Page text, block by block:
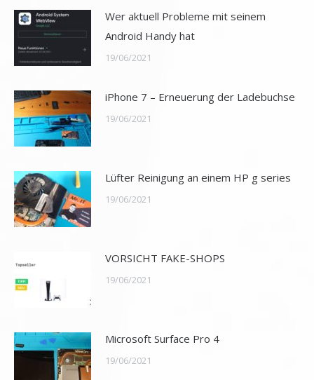
Wer aktuell Probleme mit seinem
Android Handy hat
19/06/2021
iPhone 7 – Erneuerung der Ladebuchse
19/06/2021
Lüfter Reinigung an einem HP g series
19/06/2021
VORSICHT FAKE-SHOPS
19/06/2021
Microsoft Surface Pro 4
19/06/2021